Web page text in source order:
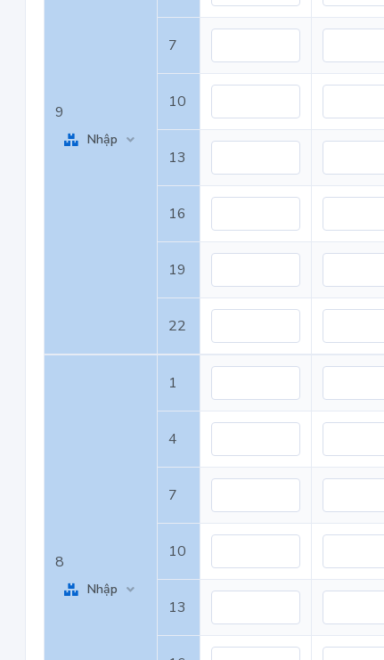
9
Nhập
7
10
13
16
19
22
8
Nhập
1
4
7
10
13